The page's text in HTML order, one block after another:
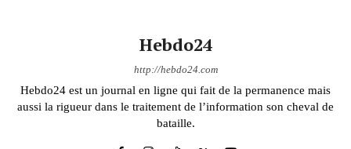
Hebdo24
http://hebdo24.com
Hebdo24 est un journal en ligne qui fait de la permanence mais
aussi la rigueur dans le traitement de l’information son cheval de
bataille.